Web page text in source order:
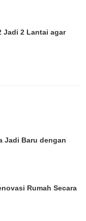
Jadi 2 Lantai agar
Jadi Baru dengan
Rumah Secara